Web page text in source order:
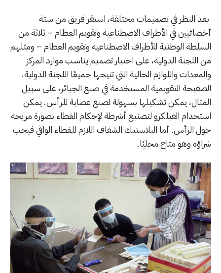
بعد النظر في تصميمات مختلفة، استقر فريق من ستة
أخصائيين في الأطراف الاصطناعية وتقويم العظام – ثلاثة من
السلطة الوطنية للأطراف الاصطناعية وتقويم العظام – ومثلهم
من اللجنة الدولية، على اختيار تصميم يناسب موارد المركز
والمعدات واللوازم الحالية التي تتيحها جميعًا اللجنة الدولية.
الصفيحة التقويمية المستخدمة في صنع الجبائر، على سبيل
المثال، يمكن تشكيلها بسهولة لصنع عصابة للرأس. يمكن
استخدام الفيلكرو لتصنيع أشرطة لإحكام الغطاء بصورة مريحة
حول الرأس. أما البلاستيك الشفاف اللازم للغطاء الواقي فيجب
شراؤه وهو متاح محليًا.